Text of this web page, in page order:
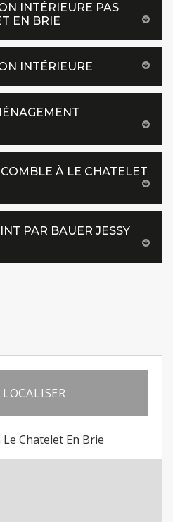
INTÉRIEURE PAS
EN BRIE
INTÉRIEURE
À LE CHATELET
PAR BAUER JESSY
Chatelet En Brie